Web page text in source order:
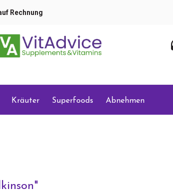
Rechnung
Kräuter Superfoods Abnehmen
"